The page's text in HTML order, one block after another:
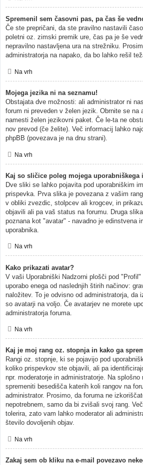
Spremenil sem časovni pas, pa čas še
Če ste prepričani, da ste pravilno nastavili
poletni oz. zimski premik ure, čas pa je še
nepravilno nastavljena ura na strežniku.
administratorja na napako, da bo lahko rešil
Na vrh
Mojega jezika ni na seznamu!
Obstajata dve možnosti: ali administrator ni
forum ni preveden v želen jezik. Obrnite se na
namesti želen jezikovni paket. Če le-ta ne
nov prevod (če želite). Več informacij lahko
phpBB (povezava je na dnu strani).
Na vrh
Kaj so sličice poleg mojega uporabniškega
Dve sliki se lahko pojavita pod uporabniškim
prispevka. Prva slika je povezana z vašim
v obliki zvezdic, stolpcev ali krogcev, in
objavili ali pa vaš status na forumu. Druga
poznana kot "avatar" - navadno je edinstvena
uporabnika.
Na vrh
Kako prikazati avatar?
V vaši Uporabniški Nadzorni plošči pod "Profil"
uporabo enega od naslednjih štirih načinov:
naložitev. To je odvisno od administratorja, da
so avatarji na voljo. Če avatarjev ne morete
administratorja foruma.
Na vrh
Kaj je moj rang oz. stopnja in kako ga
Rangi oz. stopnje, ki se pojavijo pod
koliko prispevkov ste objavili, ali pa
npr. moderatorje in administratorje. Na splošno
spremeniti besedišča katerih koli rangov na
administrator. Prosimo, da foruma ne
nepotrebnem, samo da bi zvišali svoj rang.
tolerira, zato vam lahko moderator ali
število dovoljenih objav.
Na vrh
Zakaj sem ob kliku na e-mail povezavo